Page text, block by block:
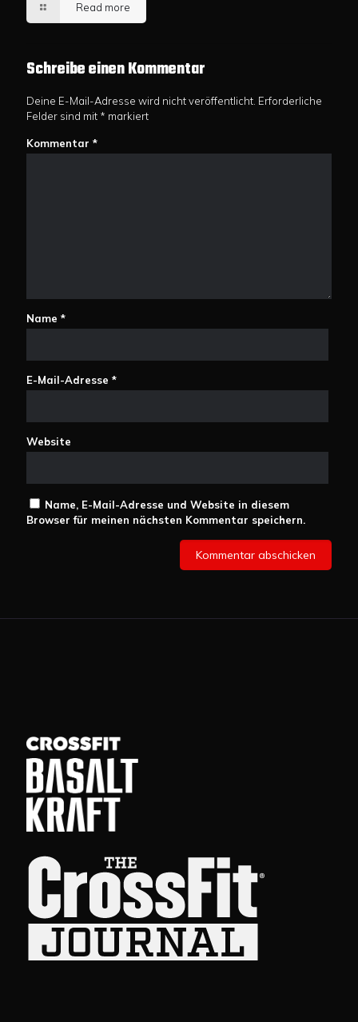
Read more
Schreibe einen Kommentar
Deine E-Mail-Adresse wird nicht veröffentlicht. Erforderliche
Felder sind mit * markiert
Kommentar *
Name *
E-Mail-Adresse *
Website
Name, E-Mail-Adresse und Website in diesem
Browser für meinen nächsten Kommentar speichern.